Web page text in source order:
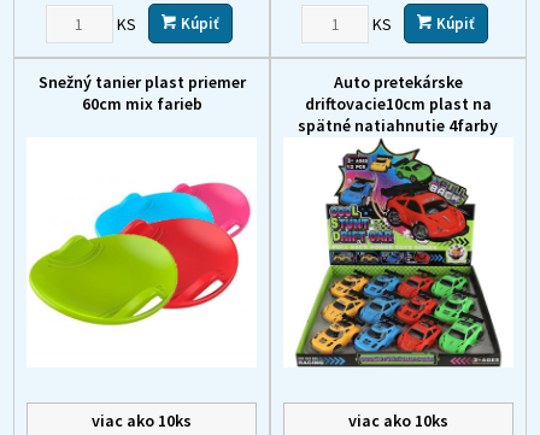
KS Kúpiť KS Kúpiť
Snežný tanier plast priemer
60cm mix farieb
viac ako 10ks
Auto pretekárske
driftovacie10cm plast na
spätné natiahnutie 4farby
viac ako 10ks